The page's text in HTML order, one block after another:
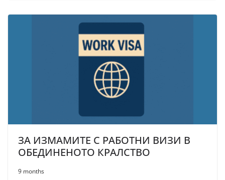
ЗА ИЗМАМИТЕ С РАБОТНИ ВИЗИ В
ОБЕДИНЕНОТО КРАЛСТВО
9 months